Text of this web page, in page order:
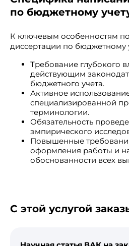
по бюджетному
К ключевым особенностям
диссертации по бюджетному
Требование глубокого
действующим
бюджетного учета.
Активное
специализированной
терминологии.
Обязательность
эмпирического
Повышенные
оформления работы и
обоснованности всех
С этой услугой